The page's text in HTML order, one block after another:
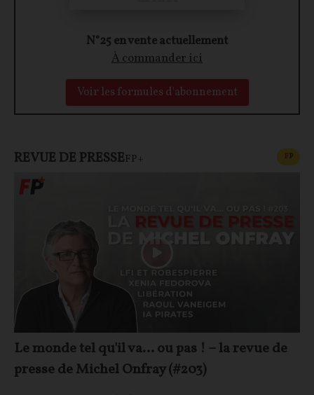
N°25 en vente actuellement
À commander ici
Voir les formules d'abonnement
REVUE DE PRESSEFP+ FP
Le monde tel qu'il va… ou pas ! – la revue de
presse de Michel Onfray (#203)